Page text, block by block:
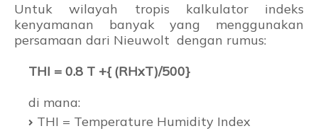
Untuk wilayah tropis kalkulator indeks
kenyamanan banyak yang menggunakan
persamaan dari Nieuwolt dengan rumus:
THI = 0.8 T +{ (RHxT)/500}
di mana:
THI = Temperature Humidity Index